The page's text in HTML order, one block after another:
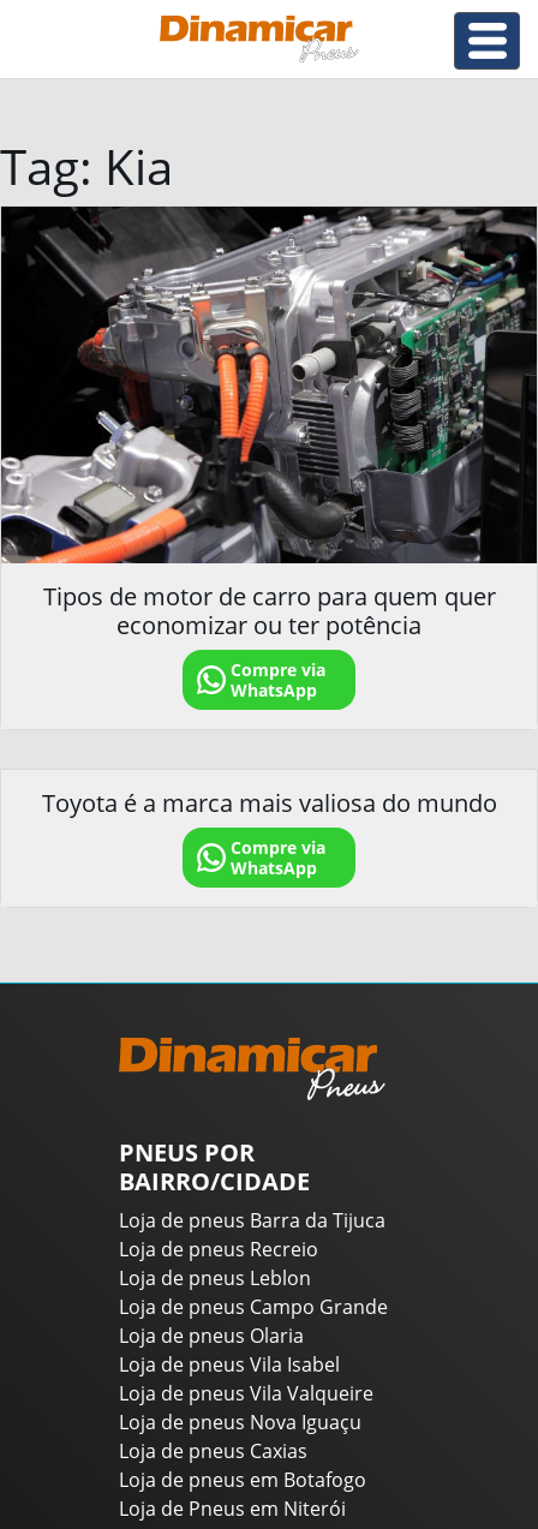
Tag: Kia
Tipos de motor de carro para quem quer
economizar ou ter potência
Compre via
WhatsApp
Toyota é a marca mais valiosa do mundo
Compre via
WhatsApp
PNEUS POR
BAIRRO/CIDADE
Loja de pneus Barra da Tijuca
Loja de pneus Recreio
Loja de pneus Leblon
Loja de pneus Campo Grande
Loja de pneus Olaria
Loja de pneus Vila Isabel
Loja de pneus Vila Valqueire
Loja de pneus Nova Iguaçu
Loja de pneus Caxias
Loja de pneus em Botafogo
Loja de Pneus em Niterói